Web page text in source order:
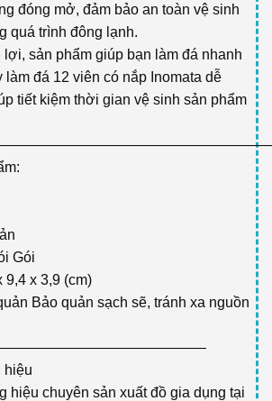
đóng mở, đảm bảo an toàn vệ sinh
quá trình đông lạnh.
sản phẩm giúp bạn làm đá nhanh
làm đá 12 viên có nắp Inomata dễ
tiết kiệm thời gian vệ sinh sản phẩm
Gói
9,4 x 3,9 (cm)
Bảo quản sạch sẽ, tránh xa nguồn
hiệu
hiệu chuyên sản xuất đồ gia dụng tại